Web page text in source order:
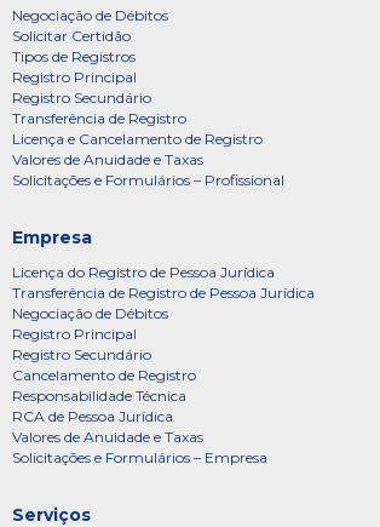
Negociação de Débitos
Solicitar Certidão
Tipos de Registros
Registro Principal
Registro Secundário
Transferência de Registro
Licença e Cancelamento de Registro
Valores de Anuidade e Taxas
Solicitações e Formulários – Profissional
Empresa
Licença do Registro de Pessoa Jurídica
Transferência de Registro de Pessoa Jurídica
Negociação de Débitos
Registro Principal
Registro Secundário
Cancelamento de Registro
Responsabilidade Técnica
RCA de Pessoa Jurídica
Valores de Anuidade e Taxas
Solicitações e Formulários – Empresa
Serviços